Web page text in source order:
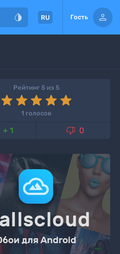
 RU Гость 
Рейтинг 5 из 5
1 голосов
+ 1  0